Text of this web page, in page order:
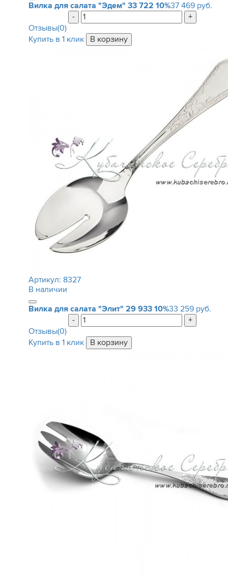
Вилка для салата "Эдем" 33 722 10%37 469 руб.
-
+
Отзывы(0)
Купить в 1 клик
Артикул: 8327
В наличии
Вилка для салата "Элит" 29 933 10%33 259 руб.
-
+
Отзывы(0)
Купить в 1 клик